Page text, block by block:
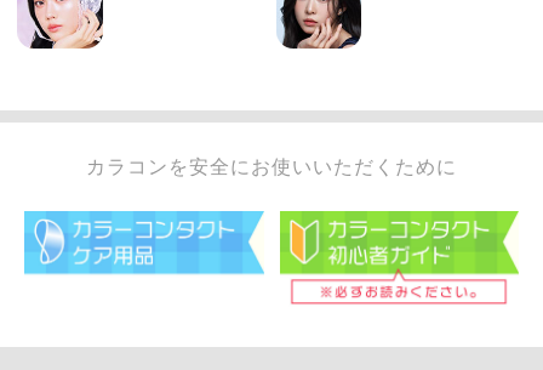
カラコンを安全にお使いいただくために